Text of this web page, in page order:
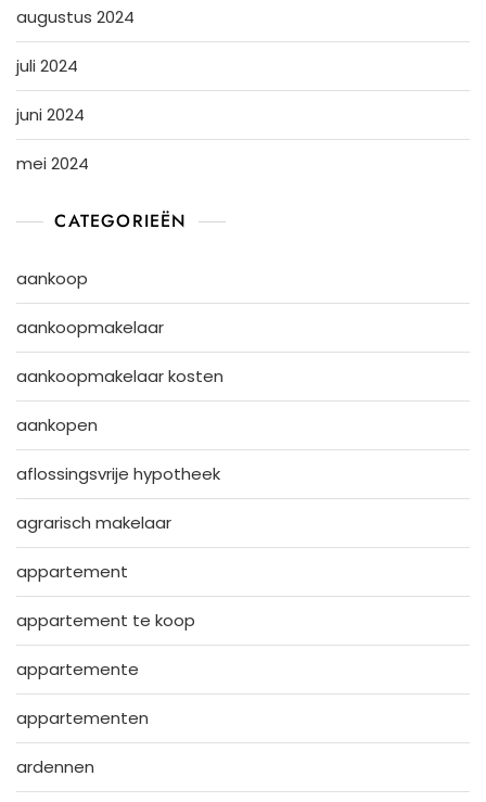
augustus 2024
juli 2024
juni 2024
mei 2024
CATEGORIEËN
aankoop
aankoopmakelaar
aankoopmakelaar kosten
aankopen
aflossingsvrije hypotheek
agrarisch makelaar
appartement
appartement te koop
appartemente
appartementen
ardennen